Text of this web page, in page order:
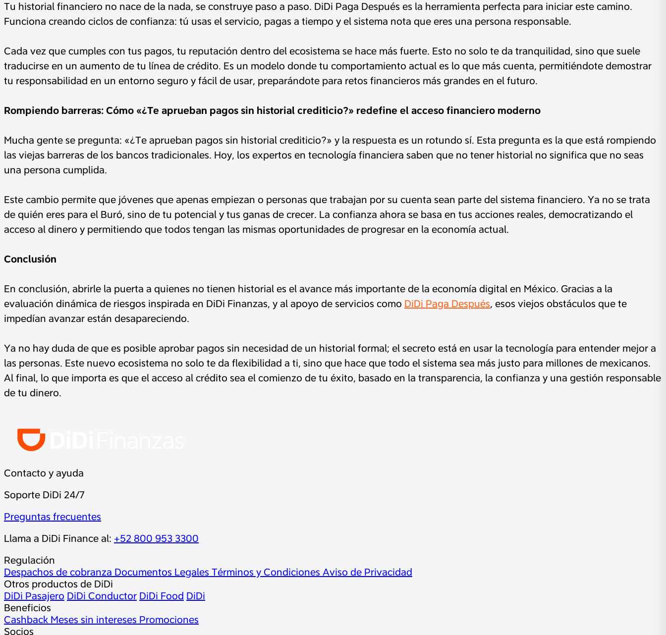
Tu historial financiero no nace de la nada, se construye paso a paso. DiDi Paga Después es la herramienta perfecta para iniciar este camino.
Funciona creando ciclos de confianza: tú usas el servicio, pagas a tiempo y el sistema nota que eres una persona responsable.
Cada vez que cumples con tus pagos, tu reputación dentro del ecosistema se hace más fuerte. Esto no solo te da tranquilidad, sino que suele
traducirse en un aumento de tu línea de crédito. Es un modelo donde tu comportamiento actual es lo que más cuenta, permitiéndote demostrar
tu responsabilidad en un entorno seguro y fácil de usar, preparándote para retos financieros más grandes en el futuro.
Rompiendo barreras: Cómo «¿Te aprueban pagos sin historial crediticio?» redefine el acceso financiero moderno
Mucha gente se pregunta: «¿Te aprueban pagos sin historial crediticio?» y la respuesta es un rotundo sí. Esta pregunta es la que está rompiendo
las viejas barreras de los bancos tradicionales. Hoy, los expertos en tecnología financiera saben que no tener historial no significa que no seas
una persona cumplida.
Este cambio permite que jóvenes que apenas empiezan o personas que trabajan por su cuenta sean parte del sistema financiero. Ya no se trata
de quién eres para el Buró, sino de tu potencial y tus ganas de crecer. La confianza ahora se basa en tus acciones reales, democratizando el
acceso al dinero y permitiendo que todos tengan las mismas oportunidades de progresar en la economía actual.
Conclusión
En conclusión, abrirle la puerta a quienes no tienen historial es el avance más importante de la economía digital en México. Gracias a la
evaluación dinámica de riesgos inspirada en DiDi Finanzas, y al apoyo de servicios como DiDi Paga Después, esos viejos obstáculos que te
impedían avanzar están desapareciendo.
Ya no hay duda de que es posible aprobar pagos sin necesidad de un historial formal; el secreto está en usar la tecnología para entender mejor a
las personas. Este nuevo ecosistema no solo te da flexibilidad a ti, sino que hace que todo el sistema sea más justo para millones de mexicanos.
Al final, lo que importa es que el acceso al crédito sea el comienzo de tu éxito, basado en la transparencia, la confianza y una gestión responsable
de tu dinero.
Contacto y ayuda
Soporte DiDi 24/7
Preguntas frecuentes
Llama a DiDi Finance al: +52 800 953 3300
Regulación
Despachos de cobranza Documentos Legales Términos y Condiciones Aviso de Privacidad
Otros productos de DiDi
DiDi Pasajero DiDi Conductor DiDi Food DiDi
Beneficios
Cashback Meses sin intereses Promociones
Socios